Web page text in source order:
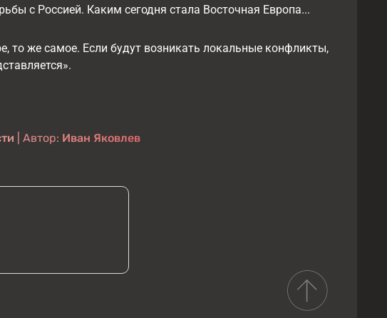
с Россией. Каким сегодня стала Восточная Европа...
то же самое. Если будут возникать локальные конфликты,
| Автор: Иван Яковлев